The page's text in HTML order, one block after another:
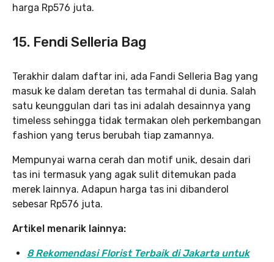
harga Rp576 juta.
15. Fendi Selleria Bag
Terakhir dalam daftar ini, ada Fandi Selleria Bag yang
masuk ke dalam deretan tas termahal di dunia. Salah
satu keunggulan dari tas ini adalah desainnya yang
timeless sehingga tidak termakan oleh perkembangan
fashion yang terus berubah tiap zamannya.
Mempunyai warna cerah dan motif unik, desain dari
tas ini termasuk yang agak sulit ditemukan pada
merek lainnya. Adapun harga tas ini dibanderol
sebesar Rp576 juta.
Artikel menarik lainnya:
8 Rekomendasi Florist Terbaik di Jakarta untuk